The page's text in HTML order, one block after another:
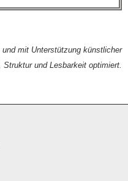
mit Unterstützung künstlicher
und Lesbarkeit optimiert.